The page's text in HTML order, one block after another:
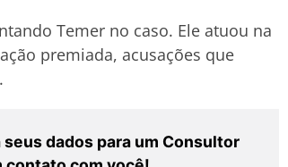
Temer no caso. Ele atuou na
premiada, acusações que